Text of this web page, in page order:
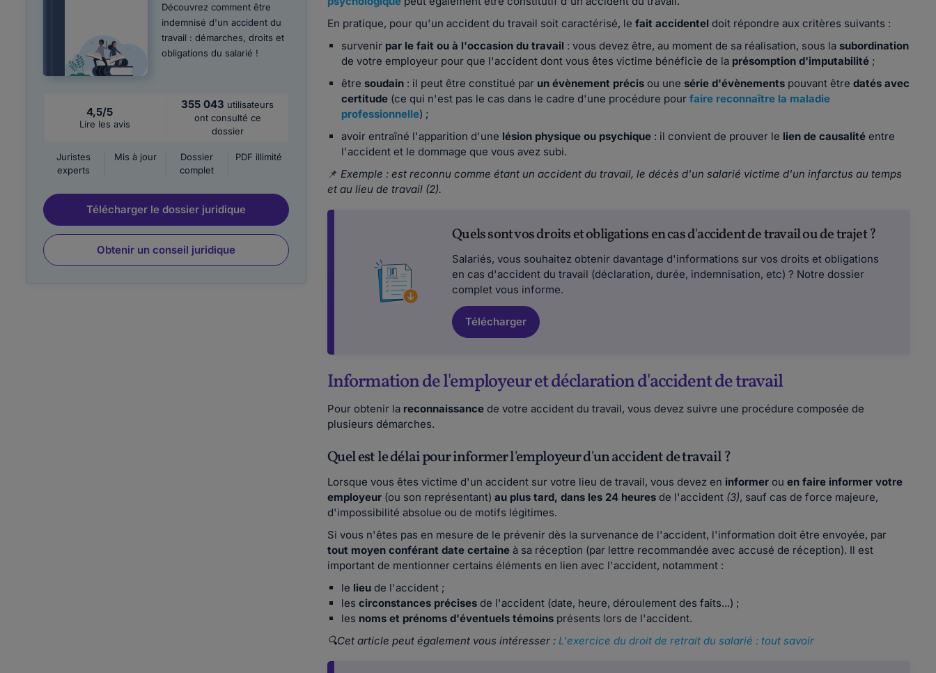
Découvrez comment être
indemnisé d'un accident du
travail : démarches, droits et
obligations du salarié !
4,5/5
Lire les avis
355 043 utilisateurs
ont consulté ce
dossier
Juristes
experts
Mis à jour
Dossier
complet
PDF illimité
Télécharger le dossier juridique
Obtenir un conseil juridique
En pratique, pour qu'un accident du travail soit caractérisé, lefait accidentel doit répondre aux critères suivants :
survenir par le fait ou à l'occasion du travail : vous devez être, au moment de sa réalisation, sous la subordination
de votre employeur pour que l'accident dont vous êtes victime bénéficie de la présomption d'imputabilité ;
être soudain : il peut être constitué par un évènement précis ou une série d'évènements pouvant êtredatés avec
certitude (ce qui n'est pas le cas dans le cadre d'une procédure pourfaire reconnaître la maladie
professionnelle) ;
avoir entraîné l'apparition d'une lésion physique ou psychique : il convient de prouver le lien de causalité entre
l'accident et le dommage que vous avez subi.
📌Exemple : est reconnu comme étant un accident du travail, le décès d'un salarié victime d'un infarctus au temps
et au lieu de travail (2).
Quels sont vos droits et obligations en cas d'accident de travail ou de trajet ?
Salariés, vous souhaitez obtenir davantage d'informations sur vos droits et obligations
en cas d'accident du travail (déclaration, durée, indemnisation, etc) ? Notre dossier
complet vous informe.
Télécharger
Information de l'employeur et déclaration d'accident de travail
Pour obtenir la reconnaissance de votre accident du travail, vous devez suivre une procédure composée de
plusieurs démarches.
Quel est le délai pour informer l'employeur d'un accident de travail ?
Lorsque vous êtes victime d'un accident sur votre lieu de travail, vous devez en informer ou en faire informer votre
employeur (ou son représentant) au plus tard, dans les 24 heures de l'accident (3), sauf cas de force majeure,
d'impossibilité absolue ou de motifs légitimes.
Si vous n'êtes pas en mesure de le prévenir dès la survenance de l'accident, l'information doit être envoyée, par
tout moyen conférant date certaine à sa réception (par lettre recommandée avec accusé de réception). Il est
important de mentionner certains éléments en lien avec l'accident, notamment :
le lieu de l'accident ;
lescirconstances précises de l'accident (date, heure, déroulement des faits...) ;
les noms et prénoms d'éventuels témoins présents lors de l'accident.
🔍Cet article peut également vous intéresser :L'exercice du droit de retrait du salarié : tout savoir